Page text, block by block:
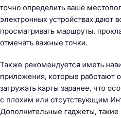
точно определить ваше
электронных устройствах дают
просматривать маршруты,
отмечать важные точки.
Также рекомендуется иметь
приложения, которые работают
загружать карты заранее, что
с плохим или отсутствующим
Дополнительные гаджеты, такие